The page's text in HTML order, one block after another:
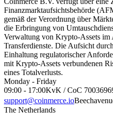
Finanzmarktaufsichtsbehörde
gemäß der Verordnung über
die Erbringung von
Verwaltung von Krypto-Assets
Transferdienste. Die Aufsicht
Einhaltung regulatorischer
mit Krypto-Assets verbundenen
eines Totalverlusts.
Monday - Friday
09:00 - 17:00KvK / CoC
support@coinmerce.io
The Netherlands